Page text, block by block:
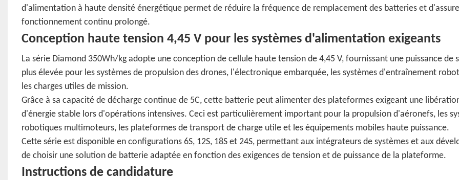
d'alimentation à haute densité énergétique permet de réduire la fréquence de remplacement des batteries et
fonctionnement continu prolongé.
Conception haute tension 4,45 V pour les systèmes d'alimentation exigeants
La série Diamond 350Wh/kg adopte une conception de cellule haute tension de 4,45 V, fournissant une puissance de
plus élevée pour les systèmes de propulsion des drones, l'électronique embarquée, les systèmes d'entraînement
les charges utiles de mission.
Grâce à sa capacité de décharge continue de 5C, cette batterie peut alimenter des plateformes exigeant une
d'énergie stable lors d'opérations intensives. Ceci est particulièrement important pour la propulsion d'aéronefs, les
robotiques multimoteurs, les plateformes de transport de charge utile et les équipements mobiles haute puissance.
Cette série est disponible en configurations 6S, 12S, 18S et 24S, permettant aux intégrateurs de systèmes et aux
de choisir une solution de batterie adaptée en fonction des exigences de tension et de puissance de la plateforme.
Instructions de candidature